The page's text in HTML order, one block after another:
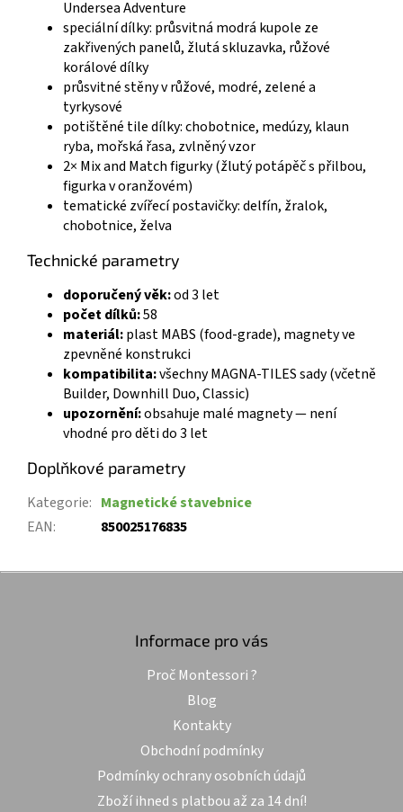
Undersea Adventure
speciální dílky: průsvitná modrá kupole ze
zakřivených panelů, žlutá skluzavka, růžové
korálové dílky
průsvitné stěny v růžové, modré, zelené a
tyrkysové
potištěné tile dílky: chobotnice, medúzy, klaun
ryba, mořská řasa, zvlněný vzor
2× Mix and Match figurky (žlutý potápěč s přilbou,
figurka v oranžovém)
tematické zvířecí postavičky: delfín, žralok,
chobotnice, želva
Technické parametry
doporučený věk:od 3 let
počet dílků:58
materiál:plast MABS (food-grade), magnety ve
zpevněné konstrukci
kompatibilita:všechny MAGNA-TILES sady (včetně
Builder, Downhill Duo, Classic)
upozornění:obsahuje malé magnety — není
vhodné pro děti do 3 let
Doplňkové parametry
Kategorie: Magnetické stavebnice
EAN: 850025176835
Z
Informace pro vás
Proč Montessori ?
Blog
Kontakty
Obchodní podmínky
Podmínky ochrany osobních údajů
Zboží ihned s platbou až za 14 dní!